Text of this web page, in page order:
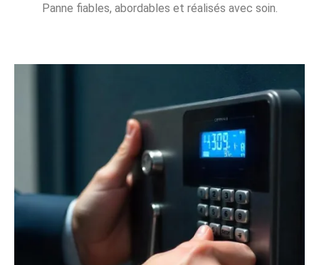
Panne fiables, abordables et réalisés avec soin.